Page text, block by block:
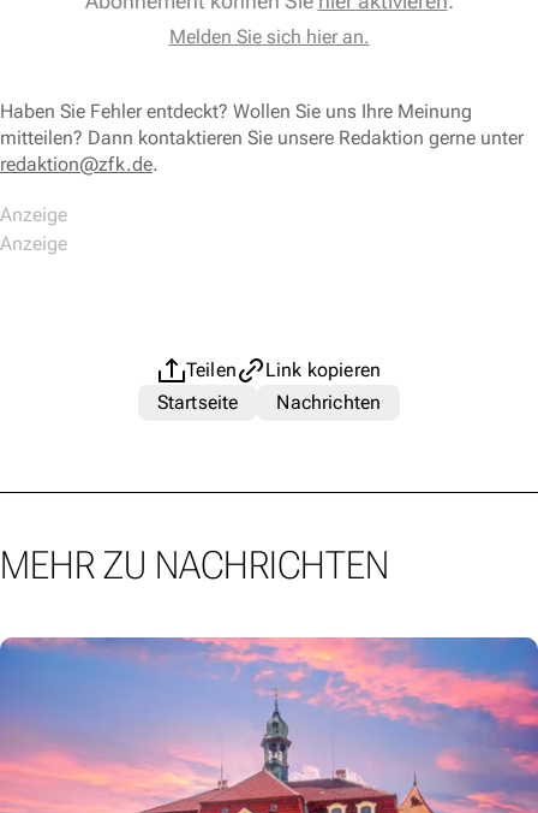
Melden Sie sich hier an.
Haben Sie Fehler entdeckt? Wollen Sie uns Ihre Meinung
mitteilen? Dann kontaktieren Sie unsere Redaktion gerne unter
redaktion@zfk.de.
Teilen
Link kopieren
Startseite
Nachrichten
MEHR ZU NACHRICHTEN